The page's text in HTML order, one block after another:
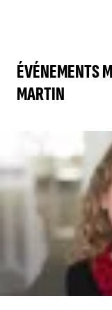
ÉVÉNEMENTS
MARTIN